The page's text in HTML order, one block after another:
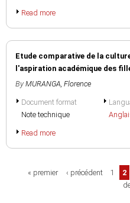
Read more
Etude comparative de la
l'aspiration académique des
By MURANGA, Florence
Document format
Note technique
Read more
Pages« premier ‹ précédent 1 2